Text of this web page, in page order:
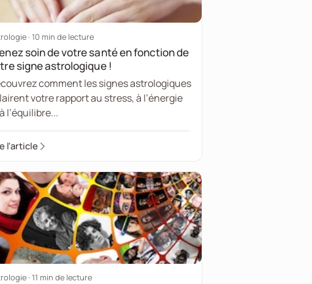
· 10 min de lecture
soin de votre santé en fonction de
signe astrologique !
comment les signes astrologiques
votre rapport au stress, à l’énergie
l’équilibre...
l'article
· 11 min de lecture